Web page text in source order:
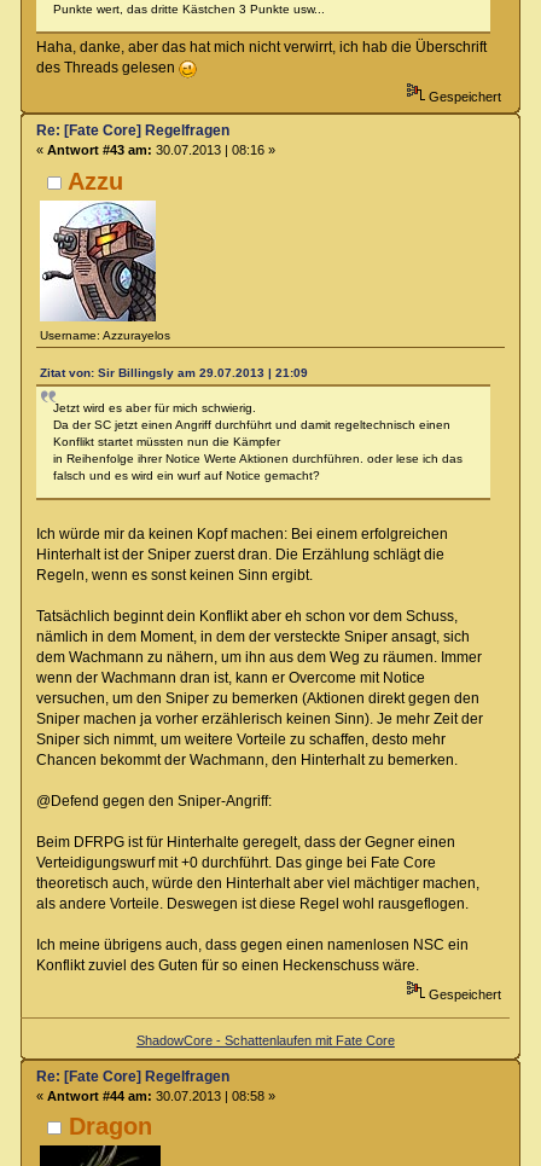
Punkte wert, das dritte Kästchen 3 Punkte usw...
Haha, danke, aber das hat mich nicht verwirrt, ich hab die Überschrift
des Threads gelesen
Gespeichert
Azzu
Username: Azzurayelos
Re: [Fate Core] Regelfragen
« Antwort #43 am: 30.07.2013 | 08:16 »
Zitat von: Sir Billingsly am 29.07.2013 | 21:09
Jetzt wird es aber für mich schwierig.
Da der SC jetzt einen Angriff durchführt und damit regeltechnisch einen
Konflikt startet müssten nun die Kämpfer
in Reihenfolge ihrer Notice Werte Aktionen durchführen. oder lese ich das
falsch und es wird ein wurf auf Notice gemacht?
Ich würde mir da keinen Kopf machen: Bei einem erfolgreichen
Hinterhalt ist der Sniper zuerst dran. Die Erzählung schlägt die
Regeln, wenn es sonst keinen Sinn ergibt.
Tatsächlich beginnt dein Konflikt aber eh schon vor dem Schuss,
nämlich in dem Moment, in dem der versteckte Sniper ansagt, sich
dem Wachmann zu nähern, um ihn aus dem Weg zu räumen. Immer
wenn der Wachmann dran ist, kann er Overcome mit Notice
versuchen, um den Sniper zu bemerken (Aktionen direkt gegen den
Sniper machen ja vorher erzählerisch keinen Sinn). Je mehr Zeit der
Sniper sich nimmt, um weitere Vorteile zu schaffen, desto mehr
Chancen bekommt der Wachmann, den Hinterhalt zu bemerken.
@Defend gegen den Sniper-Angriff:
Beim DFRPG ist für Hinterhalte geregelt, dass der Gegner einen
Verteidigungswurf mit +0 durchführt. Das ginge bei Fate Core
theoretisch auch, würde den Hinterhalt aber viel mächtiger machen,
als andere Vorteile. Deswegen ist diese Regel wohl rausgeflogen.
Ich meine übrigens auch, dass gegen einen namenlosen NSC ein
Konflikt zuviel des Guten für so einen Heckenschuss wäre.
Gespeichert
ShadowCore - Schattenlaufen mit Fate Core
Dragon
Re: [Fate Core] Regelfragen
« Antwort #44 am: 30.07.2013 | 08:58 »